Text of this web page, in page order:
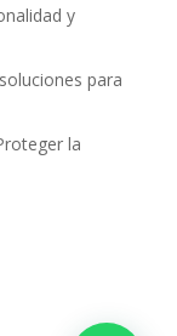
y
para
la